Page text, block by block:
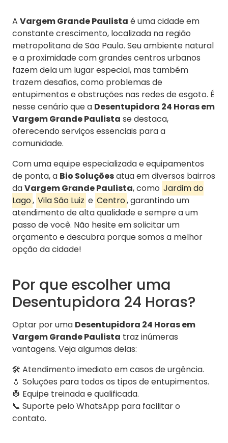
A Vargem Grande Paulista é uma cidade em
constante crescimento, localizada na região
metropolitana de São Paulo. Seu ambiente natural
e a proximidade com grandes centros urbanos
fazem dela um lugar especial, mas também
trazem desafios, como problemas de
entupimentos e obstruções nas redes de esgoto. É
nesse cenário que a Desentupidora 24 Horas em
Vargem Grande Paulista se destaca,
oferecendo serviços essenciais para a
comunidade.
Com uma equipe especializada e equipamentos
de ponta, a Bio Soluçõesatua em diversos bairros
daVargem Grande Paulista, como Jardim do
Lago, Vila São Luiz e Centro, garantindo um
atendimento de alta qualidade e sempre a um
passo de você. Não hesite em solicitar um
orçamento e descubra porque somos a melhor
opção da cidade!
Por que escolher uma
Desentupidora 24 Horas?
Optar por uma Desentupidora 24 Horas em
Vargem Grande Paulista traz inúmeras
vantagens. Veja algumas delas:
🛠️ Atendimento imediato em casos de urgência.
💧 Soluções para todos os tipos de entupimentos.
👷 Equipe treinada e qualificada.
📞 Suporte pelo WhatsApp para facilitar o
contato.